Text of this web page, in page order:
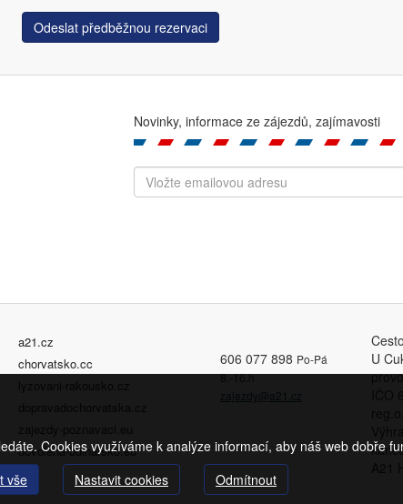
Odeslat předběžnou rezervaci
Novinky, informace ze zájezdů, zajímavosti
a21.cz
chorvatsko.cc
dovolena-bulharsko.eu
606 077 898 Po-Pá
8.-16.h
zajezdy@a21.cz
U
Cookies využíváme k analýze informací, aby náš web dobře
vše
Nastavit cookies Odmítnout